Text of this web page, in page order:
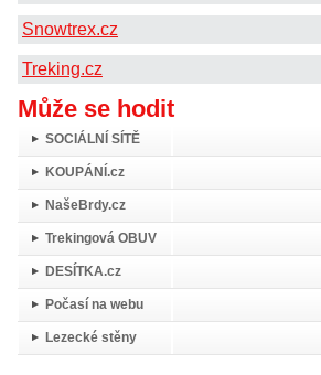
Snowtrex.cz
Treking.cz
Může se hodit
SOCIÁLNÍ SÍTĚ
KOUPÁNÍ.cz
NašeBrdy.cz
Trekingová OBUV
DESÍTKA.cz
Počasí na webu
Lezecké stěny